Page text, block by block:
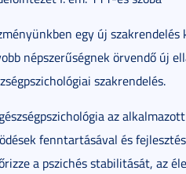
egy új
népszerűségnek örvendő új
szakrendelés.
az
fenntartásával és
a pszichés stabilitását, az